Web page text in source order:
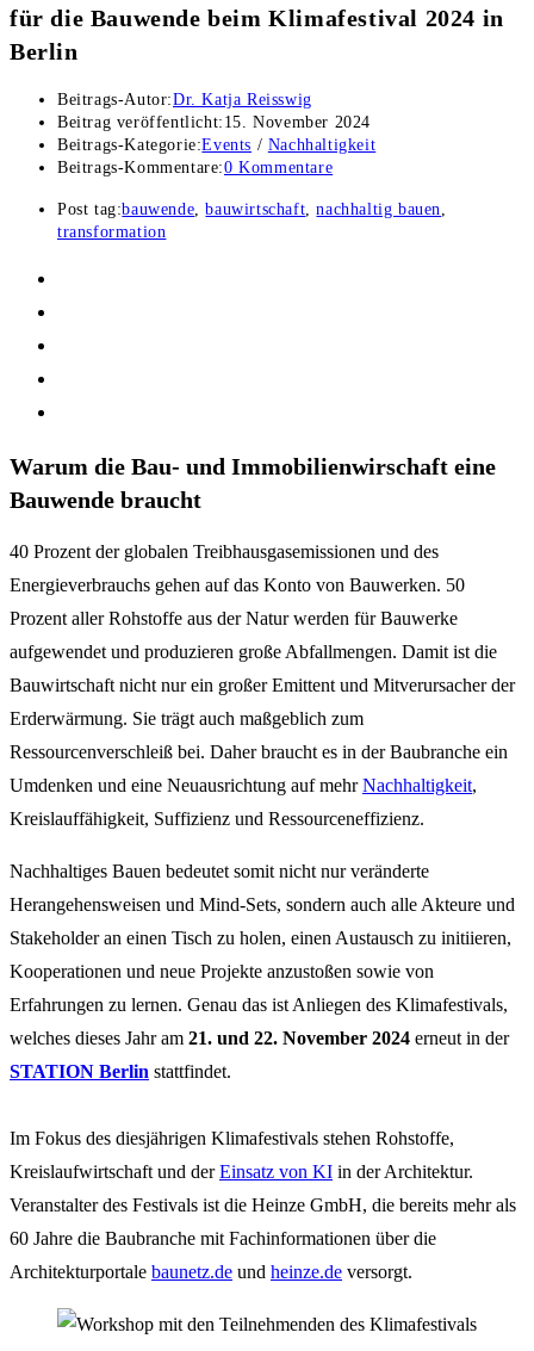
für die Bauwende beim Klimafestival 2024 in
Berlin
Beitrags-Autor:Dr. Katja Reisswig
Beitrag veröffentlicht: 15. November 2024
Beitrags-Kategorie:Events / Nachhaltigkeit
Beitrags-Kommentare:0 Kommentare
Post tag:bauwende, bauwirtschaft, nachhaltig bauen,
transformation
Warum die Bau- und Immobilienwirschaft eine
Bauwende braucht
40 Prozent der globalen Treibhausgasemissionen und des
Energieverbrauchs gehen auf das Konto von Bauwerken. 50
Prozent aller Rohstoffe aus der Natur werden für Bauwerke
aufgewendet und produzieren große Abfallmengen. Damit ist die
Bauwirtschaft nicht nur ein großer Emittent und Mitverursacher der
Erderwärmung. Sie trägt auch maßgeblich zum
Ressourcenverschleiß bei. Daher braucht es in der Baubranche ein
Umdenken und eine Neuausrichtung auf mehrNachhaltigkeit,
Kreislauffähigkeit, Suffizienz und Ressourceneffizienz.
Nachhaltiges Bauen bedeutet somit nicht nur veränderte
Herangehensweisen und Mind-Sets, sondern auch alle Akteure und
Stakeholder an einen Tisch zu holen, einen Austausch zu initiieren,
Kooperationen und neue Projekte anzustoßen sowie von
Erfahrungen zu lernen. Genau das ist Anliegen des Klimafestivals,
welches dieses Jahr am 21. und 22. November 2024 erneut in der
STATION Berlin stattfindet.
Im Fokus des diesjährigen Klimafestivals stehen Rohstoffe,
Kreislaufwirtschaft und derEinsatz von KI in der Architektur.
Veranstalter des Festivals ist die Heinze GmbH, die bereits mehr als
60 Jahre die Baubranche mit Fachinformationen über die
Architekturportale baunetz.de und heinze.de versorgt.